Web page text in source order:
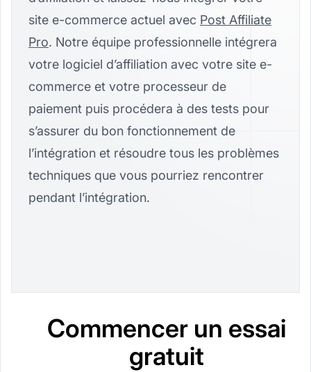
site e-commerce actuel avec Post Affiliate
Pro. Notre équipe professionnelle intégrera
votre logiciel d’affiliation avec votre site e-
commerce et votre processeur de
paiement puis procédera à des tests pour
s’assurer du bon fonctionnement de
l’intégration et résoudre tous les problèmes
techniques que vous pourriez rencontrer
pendant l’intégration.
Commencer un essai
gratuit